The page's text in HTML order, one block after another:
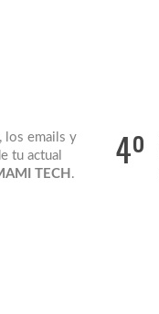
los emails y
tu actual
TECH .
4º